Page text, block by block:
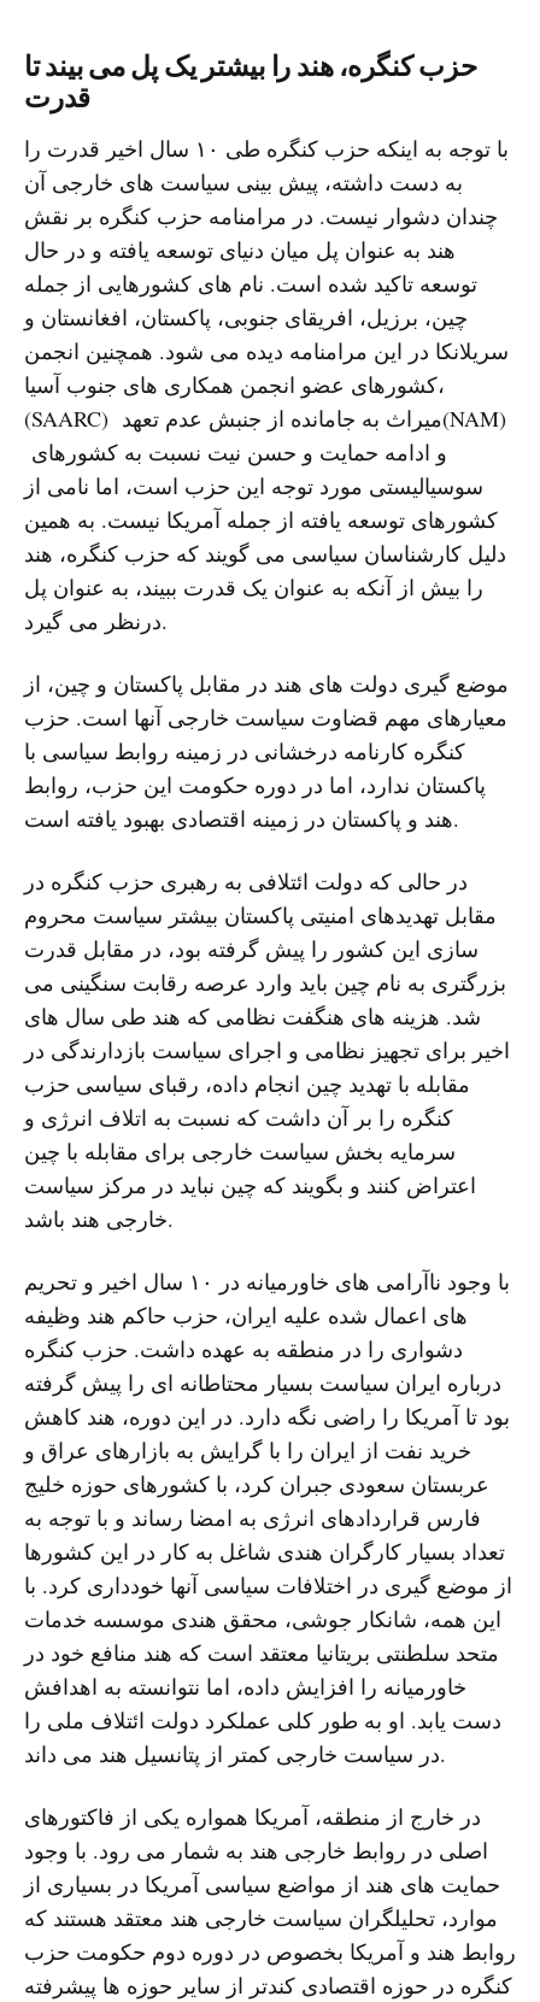
حزب کنگره، هند را بیشتر یک پل می بیند تا
قدرت
با توجه به اینکه حزب کنگره طی ۱۰ سال اخیر قدرت را
به دست داشته، پیش بینی سیاست های خارجی آن
چندان دشوار نیست. در مرامنامه حزب کنگره بر نقش
هند به عنوان پل میان دنیای توسعه یافته و در حال
توسعه تاکید شده است. نام های کشورهایی از جمله
چین، برزیل، افریقای جنوبی، پاکستان، افغانستان و
سریلانکا در این مرامنامه دیده می شود. همچنین انجمن
کشورهای عضو انجمن همکاری های جنوب آسیا،
(SAARC) میراث به جامانده از جنبش عدم تعهد(NAM)
سوسیالیستی مورد توجه این حزب است، اما نامی از
کشورهای توسعه یافته از جمله آمریکا نیست. به همین
دلیل کارشناسان سیاسی می گویند که حزب کنگره، هند
را بیش از آنکه به عنوان یک قدرت ببیند، به عنوان پل
درنظر می گیرد.
موضع گیری دولت های هند در مقابل پاکستان و چین، از
معیارهای مهم قضاوت سیاست خارجی آنها است. حزب
کنگره کارنامه درخشانی در زمینه روابط سیاسی با
پاکستان ندارد، اما در دوره حکومت این حزب، روابط
هند و پاکستان در زمینه اقتصادی بهبود یافته است.
در حالی که دولت ائتلافی به رهبری حزب کنگره در
مقابل تهدیدهای امنیتی پاکستان بیشتر سیاست محروم
سازی این کشور را پیش گرفته بود، در مقابل قدرت
بزرگتری به نام چین باید وارد عرصه رقابت سنگینی می
شد. هزینه های هنگفت نظامی که هند طی سال های
اخیر برای تجهیز نظامی و اجرای سیاست بازدارندگی در
مقابله با تهدید چین انجام داده، رقبای سیاسی حزب
کنگره را بر آن داشت که نسبت به اتلاف انرژی و
سرمایه بخش سیاست خارجی برای مقابله با چین
اعتراض کنند و بگویند که چین نباید در مرکز سیاست
خارجی هند باشد.
با وجود ناآرامی های خاورمیانه در ۱۰ سال اخیر و تحریم
های اعمال شده علیه ایران، حزب حاکم هند وظیفه
دشواری را در منطقه به عهده داشت. حزب کنگره
درباره ایران سیاست بسیار محتاطانه ای را پیش گرفته
بود تا آمریکا را راضی نگه دارد. در این دوره، هند کاهش
خرید نفت از ایران را با گرایش به بازارهای عراق و
عربستان سعودی جبران کرد، با کشورهای حوزه خلیج
فارس قراردادهای انرژی به امضا رساند و با توجه به
تعداد بسیار کارگران هندی شاغل به کار در این کشورها
از موضع گیری در اختلافات سیاسی آنها خودداری کرد. با
این همه، شانکار جوشی، محقق هندی موسسه خدمات
متحد سلطنتی بریتانیا معتقد است که هند منافع خود در
خاورمیانه را افزایش داده، اما نتوانسته به اهدافش
دست یابد. او به طور کلی عملکرد دولت ائتلاف ملی را
در سیاست خارجی کمتر از پتانسیل هند می داند.
در خارج از منطقه، آمریکا همواره یکی از فاکتورهای
اصلی در روابط خارجی هند به شمار می رود. با وجود
حمایت های هند از مواضع سیاسی آمریکا در بسیاری از
موارد، تحلیلگران سیاست خارجی هند معتقد هستند که
روابط هند و آمریکا بخصوص در دوره دوم حکومت حزب
کنگره در حوزه اقتصادی کندتر از سایر حوزه ها پیشرفته